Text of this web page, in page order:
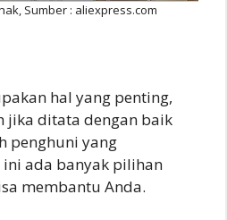
Sumber : aliexpress.com
hal yang penting,
jika ditata dengan baik
penghuni yang
ini ada banyak pilihan
membantu Anda.